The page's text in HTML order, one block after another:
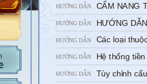
HƯỚNG DẪN CẨM NANG
HƯỚNG DẪN HƯỚNG
HƯỚNG DẪN Các loại
HƯỚNG DẪN Hệ thống
HƯỚNG DẪN Tùy chỉnh